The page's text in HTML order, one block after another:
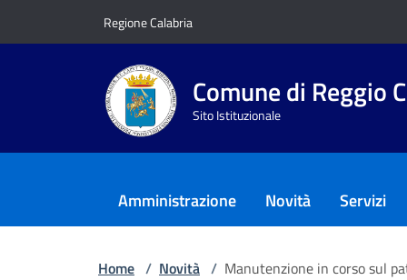
Regione Calabria
Comune di Reggio
Sito Istituzionale
Amministrazione Novità Servizi
Home / Novità / Manutenzione in corso sul